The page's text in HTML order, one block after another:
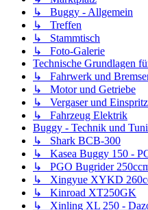
↳ Buggy - Allgemein
↳ Treffen
↳ Stammtisch
↳ Foto-Galerie
Technische Grundlagen
↳ Fahrwerk und
↳ Motor und Getriebe
↳ Vergaser und
↳ Fahrzeug Elektrik
Buggy - Technik und
↳ Shark BCB-300
↳ Kasea Buggy 150 -
↳ PGO Bugrider
↳ Xingyue XYKD
↳ Kinroad XT250GK
↳ Xinling XL 250 -